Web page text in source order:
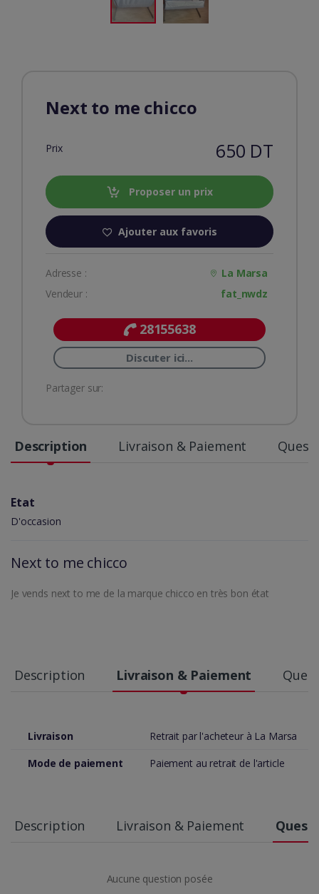
Next to me chicco
Prix 650 DT
Proposer un prix
Ajouter aux favoris
Adresse :
La Marsa
Vendeur :
fat_nwdz
28155638
Discuter ici...
Partager sur:
Description Livraison & Paiement
Etat
D'occasion
Next to me chicco
Je vends next to me de la marque chicco en très bon état
Description Livraison & Paiement
Livraison
Retrait par l'acheteur à La Marsa
Mode de paiement
Paiement au retrait de l'article
Description Livraison & Paiement
Aucune question posée